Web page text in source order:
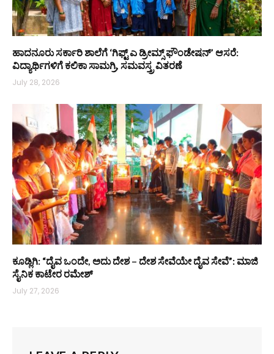
ಹಾದನೂರು ಸರ್ಕಾರಿ ಶಾಲೆಗೆ ‘ಗಿಫ್ಟ್ ಎ ಡ್ರೀಮ್ಸ್ ಫೌಂಡೇಷನ್’ ಆಸರೆ:
ವಿದ್ಯಾರ್ಥಿಗಳಿಗೆ ಕಲಿಕಾ ಸಾಮಗ್ರಿ, ಸಮವಸ್ತ್ರ ವಿತರಣೆ
July 28, 2026
ಕೂಡ್ಲಿಗಿ: “ದೈವ ಒಂದೇ, ಅದು ದೇಶ – ದೇಶ ಸೇವೆಯೇ ದೈವ ಸೇವೆ”: ಮಾಜಿ
ಸೈನಿಕ ಕಾಟೇರ ರಮೇಶ್
July 27, 2026